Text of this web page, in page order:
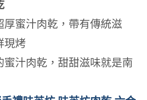
厚蜜汁肉乾，帶有傳統滋
現烤
蜜汁肉乾，甜甜滋味就是南